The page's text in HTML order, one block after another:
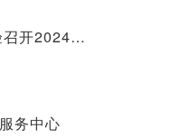
守正创新 奋发图强丨中机试验召开2024年工作会议
务中心